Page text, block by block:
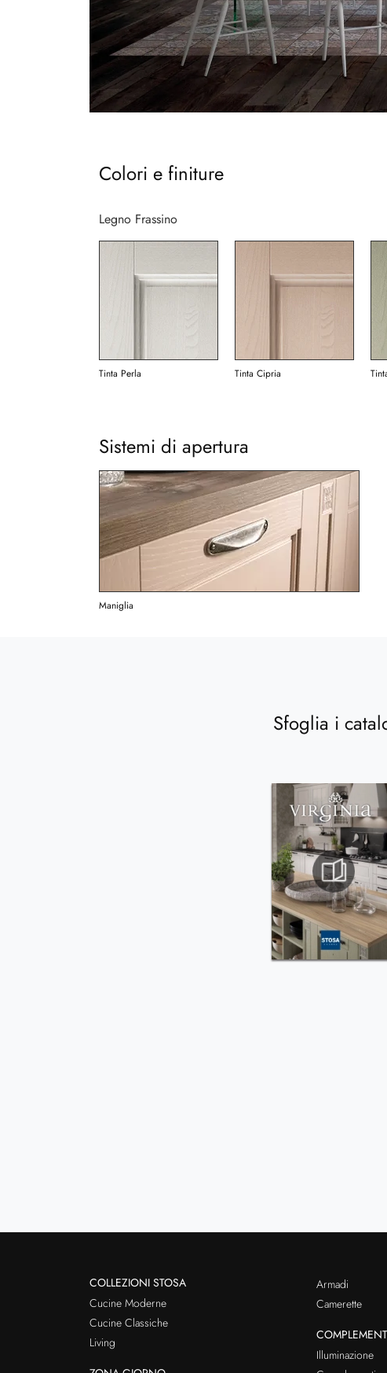
Colori e finiture
Legno Frassino
Tinta Perla Tinta Cipria
Sistemi di apertura
Maniglia
Sfoglia i
COLLEZIONI STOSA
Cucine Moderne
Cucine Classiche
Living
Armadi
Camerette
Illuminazione